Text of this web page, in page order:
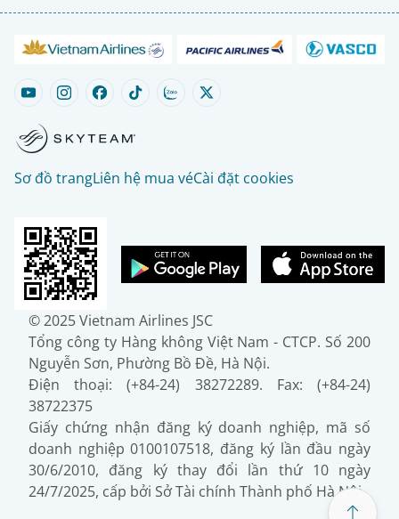
Sơ đồ trangLiên hệ mua véCài đặt cookies
© 2025 Vietnam Airlines JSC
Tổng công ty Hàng không Việt Nam - CTCP. Số 200
Nguyễn Sơn, Phường Bồ Đề, Hà Nội.
Điện thoại: (+84-24) 38272289. Fax: (+84-24)
38722375
Giấy chứng nhận đăng ký doanh nghiệp, mã số
doanh nghiệp 0100107518, đăng ký lần đầu ngày
30/6/2010, đăng ký thay đổi lần thứ 10 ngày
24/7/2025, cấp bởi Sở Tài chính Thành phố Hà Nội.